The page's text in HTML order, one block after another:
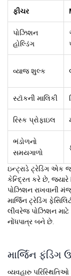
ફીચર
પોઝિશન
હોલ્ડિંગ
વ્યાજ શુલ્ક
સ્ટૉકની માલિકી
રિસ્ક પ્રોફાઇલ
ભંડોળનો
સમયગાળો
ઇન્ટ્રાડે ટ્રેડિંગ એક
કેન્દ્રિત કરે છે, જ્યારે
પોઝિશન રાખવાની
માર્જિન ટ્રેડિંગ
લીવરેજ પોઝિશન
નોંધપાત્ર બને છે.
માર્જિન ફંડિંગ
વ્યવહારુ